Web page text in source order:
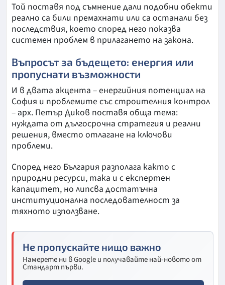
Той поставя под съмнение дали подобни обекти
реално са били премахнати или са останали без
последствия, което според него показва
системен проблем в прилагането на закона.
Въпросът за бъдещето: енергия или
пропуснати възможности
И в двата акцента – енергийния потенциал на
София и проблемите със строителния контрол
– арх. Петър Диков поставя обща тема:
нуждата от дългосрочна стратегия и реални
решения, вместо отлагане на ключови
проблеми.
Според него България разполага както с
природни ресурси, така и с експертен
капацитет, но липсва достатъчна
институционална последователност за
тяхното използване.
Не пропускайте нищо важно
Намерете ни в Google и получавайте най-новото от
Стандарт първи.